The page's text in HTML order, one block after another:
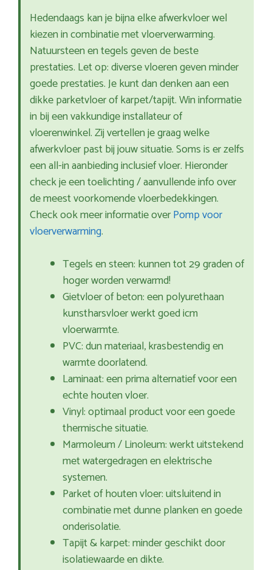
Hedendaags kan je bijna elke afwerkvloer wel
kiezen in combinatie met vloerverwarming.
Natuursteen en tegels geven de beste
prestaties. Let op: diverse vloeren geven minder
goede prestaties. Je kunt dan denken aan een
dikke parketvloer of karpet/tapijt. Win informatie
in bij een vakkundige installateur of
vloerenwinkel. Zij vertellen je graag welke
afwerkvloer past bij jouw situatie. Soms is er zelfs
een all-in aanbieding inclusief vloer. Hieronder
check je een toelichting / aanvullende info over
de meest voorkomende vloerbedekkingen.
Check ook meer informatie overPomp voor
vloerverwarming.
Tegels en steen: kunnen tot 29 graden of
hoger worden verwarmd!
Gietvloer of beton: een polyurethaan
kunstharsvloer werkt goed icm
vloerwarmte.
PVC: dun materiaal, krasbestendig en
warmte doorlatend.
Laminaat: een prima alternatief voor een
echte houten vloer.
Vinyl: optimaal product voor een goede
thermische situatie.
Marmoleum / Linoleum: werkt uitstekend
met watergedragen en elektrische
systemen.
Parket of houten vloer: uitsluitend in
combinatie met dunne planken en goede
onderisolatie.
Tapijt & karpet: minder geschikt door
isolatiewaarde en dikte.